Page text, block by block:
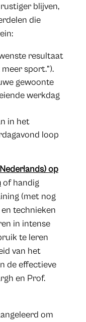
blijven,
die
resultaat
sport.”).
gewoonte
werkdag
in het
loop
op
of handig
(met nog
technieken
in intense
te leren
van het
de effectieve
en Prof.
om